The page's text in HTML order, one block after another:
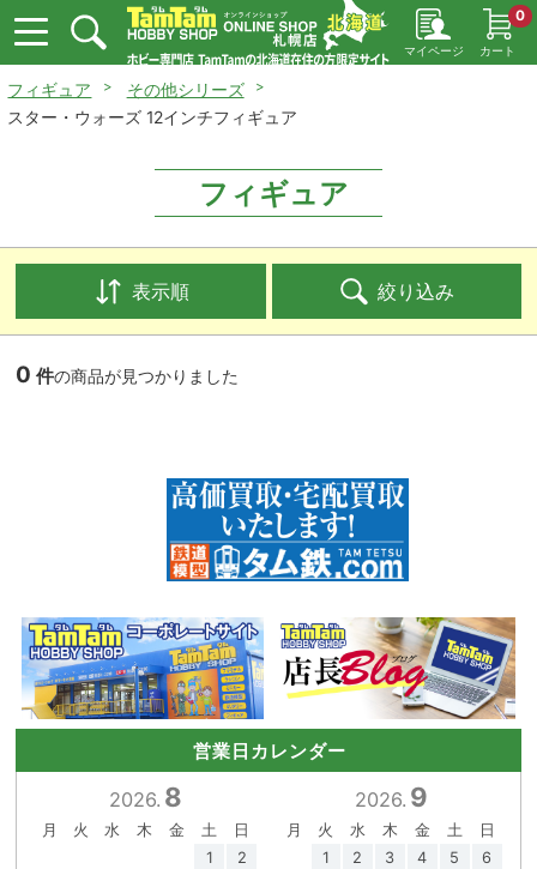
マイページ カート
0
フィギュア
その他シリーズ
スター・ウォーズ 12インチフィギュア
フィギュア
表示順 絞り込み
0 件の商品が見つかりました
営業日カレンダー
2026. 8
月 火 水 木 金 土
日
1
2
2026. 9
月 火 水 木 金 土
日
1
2 3 4 5
6